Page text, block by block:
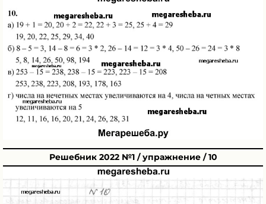
Решебник 2022 №1 / упражнение / 10